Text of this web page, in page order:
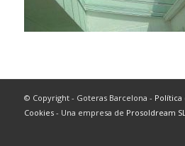
© Copyright - Goteras Barcelona - Política
Cookies- Una empresa de Prosoldream